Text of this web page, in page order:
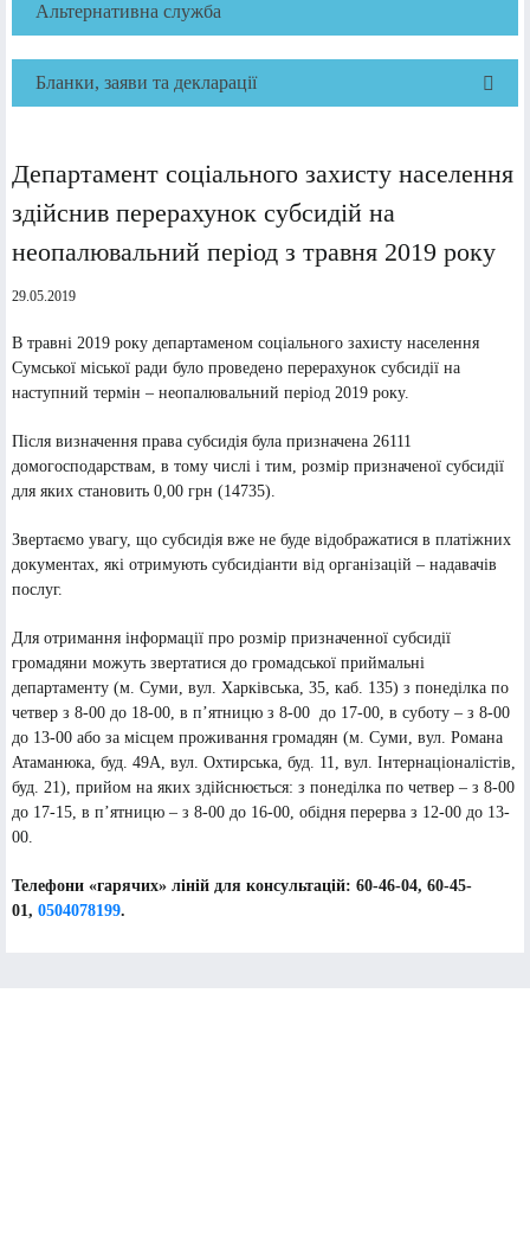
Альтернативна служба
Бланки, заяви та декларації
Департамент соціального захисту населення
здійснив перерахунок субсидій на
неопалювальний період з травня 2019 року
29.05.2019
В травні 2019 року департаменом соціального захисту населення
Сумської міської ради було проведено перерахунок субсидії на
наступний термін – неопалювальний період 2019 року.
Після визначення права субсидія була призначена 26111
домогосподарствам, в тому числі і тим, розмір призначеної субсидії
для яких становить 0,00 грн (14735).
Звертаємо увагу, що субсидія вже не буде відображатися в платіжних
документах, які отримують субсидіанти від організацій – надавачів
послуг.
Для отримання інформації про розмір призначенної субсидії
громадяни можуть звертатися до громадської приймальні
департаменту (м. Суми, вул. Харківська, 35, каб. 135) з понеділка по
четвер з 8-00 до 18-00, в п’ятницю з 8-00 до 17-00, в суботу – з 8-00
до 13-00 або за місцем проживання громадян (м. Суми, вул. Романа
Атаманюка, буд. 49А, вул. Охтирська, буд. 11, вул. Інтернаціоналістів,
буд. 21), прийом на яких здійснюється: з понеділка по четвер – з 8-00
до 17-15, в п’ятницю – з 8-00 до 16-00, обідня перерва з 12-00 до 13-
00.
Телефони «гарячих» ліній для консультацій: 60-46-04, 60-45-
01, 0504078199.